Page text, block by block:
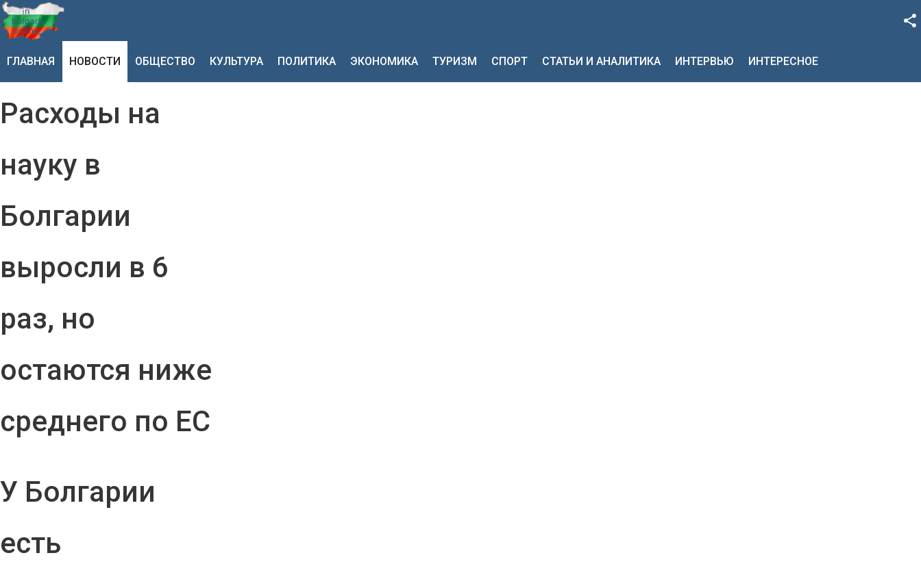
Google+
ГЛАВНАЯ НОВОСТИ ОБЩЕСТВО КУЛЬТУРА ПОЛИТИКА ЭКОНОМИКА ТУРИЗМ СПОРТ СТАТЬИ И АНАЛИТИКА ИНТЕРВЬЮ ИНТЕРЕСНОЕ
Расходы на
науку в
Болгарии
выросли в 6
раз, но
остаются ниже
среднего по ЕС
У Болгарии
есть